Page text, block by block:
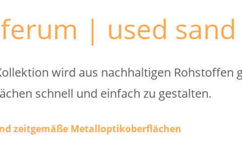
| used sand
wird aus nachhaltigen
schnell und einfach zu gestalten.
zeitgemäße Metalloptikoberflächen